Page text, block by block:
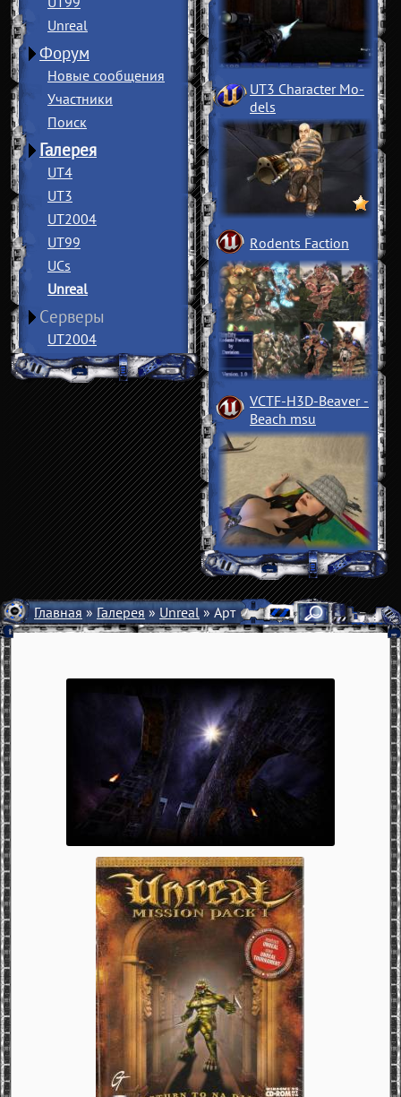
Unreal
Форум
Новые сообщения
Участники
Поиск
Галерея
UT4
UT3
UT2004
UT99
UCs
Unreal
Серверы
UT2004
UT3 Character Mo­
dels
Rodents Faction
VCTF-H3D-Beaver ­
Beach msu
Главная»Галерея»Unreal» Арт